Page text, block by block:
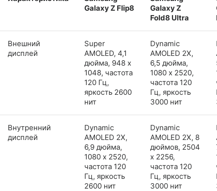
Galaxy Z Flip8
Galaxy Z
Fold8 Ultra
Внешний
дисплей
Super
AMOLED, 4,1
дюйма, 948 x
1048, частота
120 Гц,
яркость 2600
нит
Dynamic
AMOLED 2X,
6,5 дюйма,
1080 x 2520,
частота 120
Гц, яркость
3000 нит
Внутренний
дисплей
Dynamic
AMOLED 2X,
6,9 дюйма,
1080 x 2520,
частота 120
Гц, яркость
2600 нит
Dynamic
AMOLED 2X, 8
дюймов, 2504
x 2256,
частота 120
Гц, яркость
3000 нит